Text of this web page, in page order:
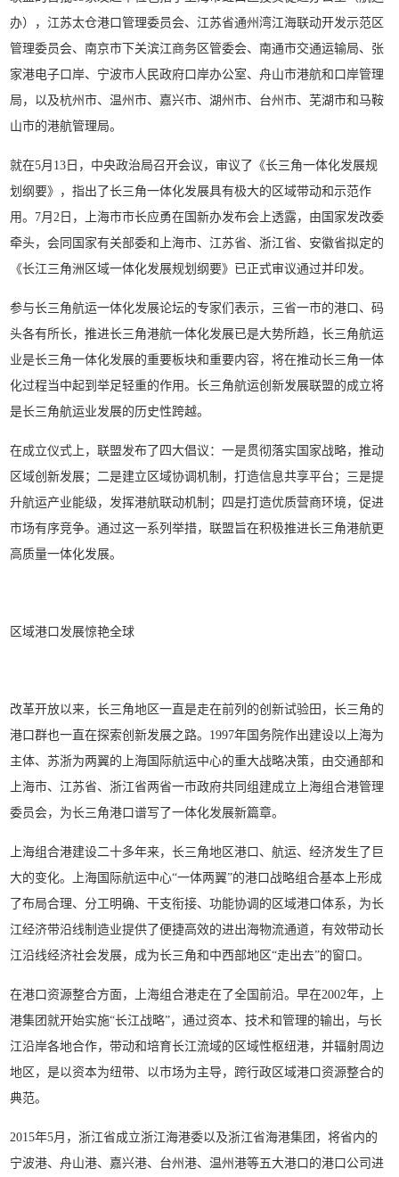
办），江苏太仓港口管理委员会、江苏省通州湾江海联动开发示范区
管理委员会、南京市下关滨江商务区管委会、南通市交通运输局、张
家港电子口岸、宁波市人民政府口岸办公室、舟山市港航和口岸管理
局，以及杭州市、温州市、嘉兴市、湖州市、台州市、芜湖市和马鞍
山市的港航管理局。
就在5月13日，中央政治局召开会议，审议了《长三角一体化发展规
划纲要》，指出了长三角一体化发展具有极大的区域带动和示范作
用。7月2日，上海市市长应勇在国新办发布会上透露，由国家发改委
牵头，会同国家有关部委和上海市、江苏省、浙江省、安徽省拟定的
《长江三角洲区域一体化发展规划纲要》已正式审议通过并印发。
参与长三角航运一体化发展论坛的专家们表示，三省一市的港口、码
头各有所长，推进长三角港航一体化发展已是大势所趋，长三角航运
业是长三角一体化发展的重要板块和重要内容，将在推动长三角一体
化过程当中起到举足轻重的作用。长三角航运创新发展联盟的成立将
是长三角航运业发展的历史性跨越。
在成立仪式上，联盟发布了四大倡议：一是贯彻落实国家战略，推动
区域创新发展；二是建立区域协调机制，打造信息共享平台；三是提
升航运产业能级，发挥港航联动机制；四是打造优质营商环境，促进
市场有序竞争。通过这一系列举措，联盟旨在积极推进长三角港航更
高质量一体化发展。
区域港口发展惊艳全球
改革开放以来，长三角地区一直是走在前列的创新试验田，长三角的
港口群也一直在探索创新发展之路。1997年国务院作出建设以上海为
主体、苏浙为两翼的上海国际航运中心的重大战略决策，由交通部和
上海市、江苏省、浙江省两省一市政府共同组建成立上海组合港管理
委员会，为长三角港口谱写了一体化发展新篇章。
上海组合港建设二十多年来，长三角地区港口、航运、经济发生了巨
大的变化。上海国际航运中心“一体两翼”的港口战略组合基本上形成
了布局合理、分工明确、干支衔接、功能协调的区域港口体系，为长
江经济带沿线制造业提供了便捷高效的进出海物流通道，有效带动长
江沿线经济社会发展，成为长三角和中西部地区“走出去”的窗口。
在港口资源整合方面，上海组合港走在了全国前沿。早在2002年，上
港集团就开始实施“长江战略”，通过资本、技术和管理的输出，与长
江沿岸各地合作，带动和培育长江流域的区域性枢纽港，并辐射周边
地区，是以资本为纽带、以市场为主导，跨行政区域港口资源整合的
典范。
2015年5月，浙江省成立浙江海港委以及浙江省海港集团，将省内的
宁波港、舟山港、嘉兴港、台州港、温州港等五大港口的港口公司进